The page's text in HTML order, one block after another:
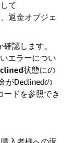
て
返金オブジェ
認します。
エラーについ
状態にの
がDeclinedの
ードを参照でき